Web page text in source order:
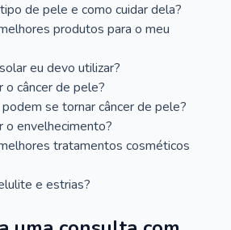
de pele e como cuidar dela?
produtos para o meu
eu devo utilizar?
o câncer de pele?
se tornar câncer de pele?
o envelhecimento?
tratamentos cosméticos
e estrias?